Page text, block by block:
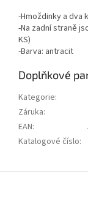
-Hmoždinky a dva
-Na zadní straně
KS)
-Barva: antracit
Doplňkové
Kategorie:
Záruka:
EAN:
Katalogové číslo: